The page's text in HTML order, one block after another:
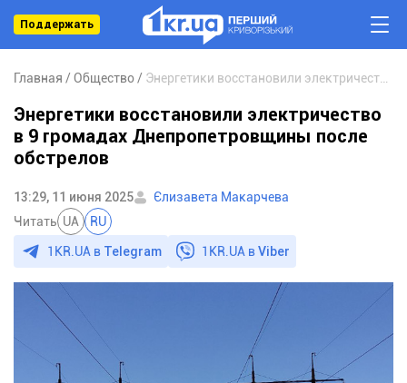
Поддержать
Главная Общество
Энергетики восстановили электричество
в 9 громадах Днепропетровщины после
обстрелов
13:29, 11 июня 2025
Єлизавета Макарчева
Читать UA RU
1KR.UA в Telegram 1KR.UA вViber